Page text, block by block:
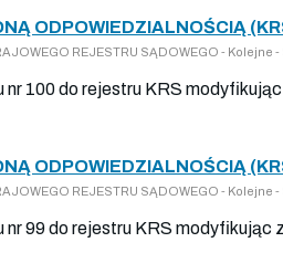
ODPOWIEDZIALNOŚCIĄ
REJESTRU SĄDOWEGO -
nr 100 do rejestru KRS
ODPOWIEDZIALNOŚCIĄ
REJESTRU SĄDOWEGO -
nr 99 do rejestru KRS modyfikując